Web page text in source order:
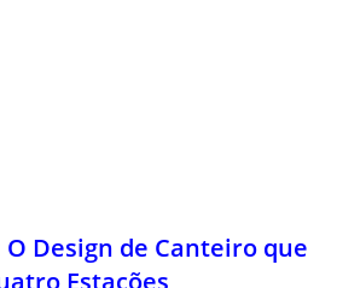
traz dicas práticas para manter seu
todo o ano. Descubra como!